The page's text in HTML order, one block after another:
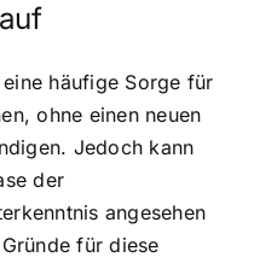
häufige Sorge für
ohne einen neuen
Jedoch kann
der
angesehen
für diese